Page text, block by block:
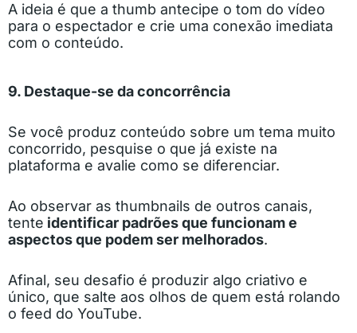
A ideia é que a thumb antecipe o tom do vídeo
para o espectador e crie uma conexão imediata
com o conteúdo.
9. Destaque-se da concorrência
Se você produz conteúdo sobre um tema muito
concorrido, pesquise o que já existe na
plataforma e avalie como se diferenciar.
Ao observar as thumbnails de outros canais,
tente identificar padrões que funcionam e
aspectos que podem ser melhorados.
Afinal, seu desafio é produzir algo criativo e
único, que salte aos olhos de quem está rolando
o feed do YouTube.